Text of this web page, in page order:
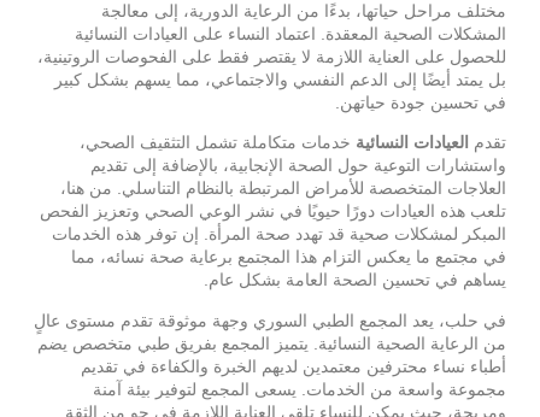
مختلف مراحل حياتها، بدءًا من الرعاية الدورية، إلى معالجة
المشكلات الصحية المعقدة. اعتماد النساء على العيادات النسائية
للحصول على العناية اللازمة لا يقتصر فقط على الفحوصات الروتينية،
بل يمتد أيضًا إلى الدعم النفسي والاجتماعي، مما يسهم بشكل كبير
في تحسين جودة حياتهن.
تقدم العيادات النسائية خدمات متكاملة تشمل التثقيف الصحي،
واستشارات التوعية حول الصحة الإنجابية، بالإضافة إلى تقديم
العلاجات المتخصصة للأمراض المرتبطة بالنظام التناسلي. من هنا،
تلعب هذه العيادات دورًا حيويًا في نشر الوعي الصحي وتعزيز الفحص
المبكر لمشكلات صحية قد تهدد صحة المرأة. إن توفر هذه الخدمات
في مجتمع ما يعكس التزام هذا المجتمع برعاية صحة نسائه، مما
يساهم في تحسين الصحة العامة بشكل عام.
في حلب، يعد المجمع الطبي السوري وجهة موثوقة تقدم مستوى عالٍ
من الرعاية الصحية النسائية. يتميز المجمع بفريق طبي متخصص يضم
أطباء نساء محترفين معتمدين لديهم الخبرة والكفاءة في تقديم
مجموعة واسعة من الخدمات. يسعى المجمع لتوفير بيئة آمنة
ومريحة، حيث يمكن للنساء تلقي العناية اللازمة في جو من الثقة